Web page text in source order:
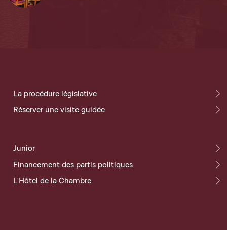
La procédure législative
Réserver une visite guidée
Junior
Financement des partis politiques
L'Hôtel de la Chambre